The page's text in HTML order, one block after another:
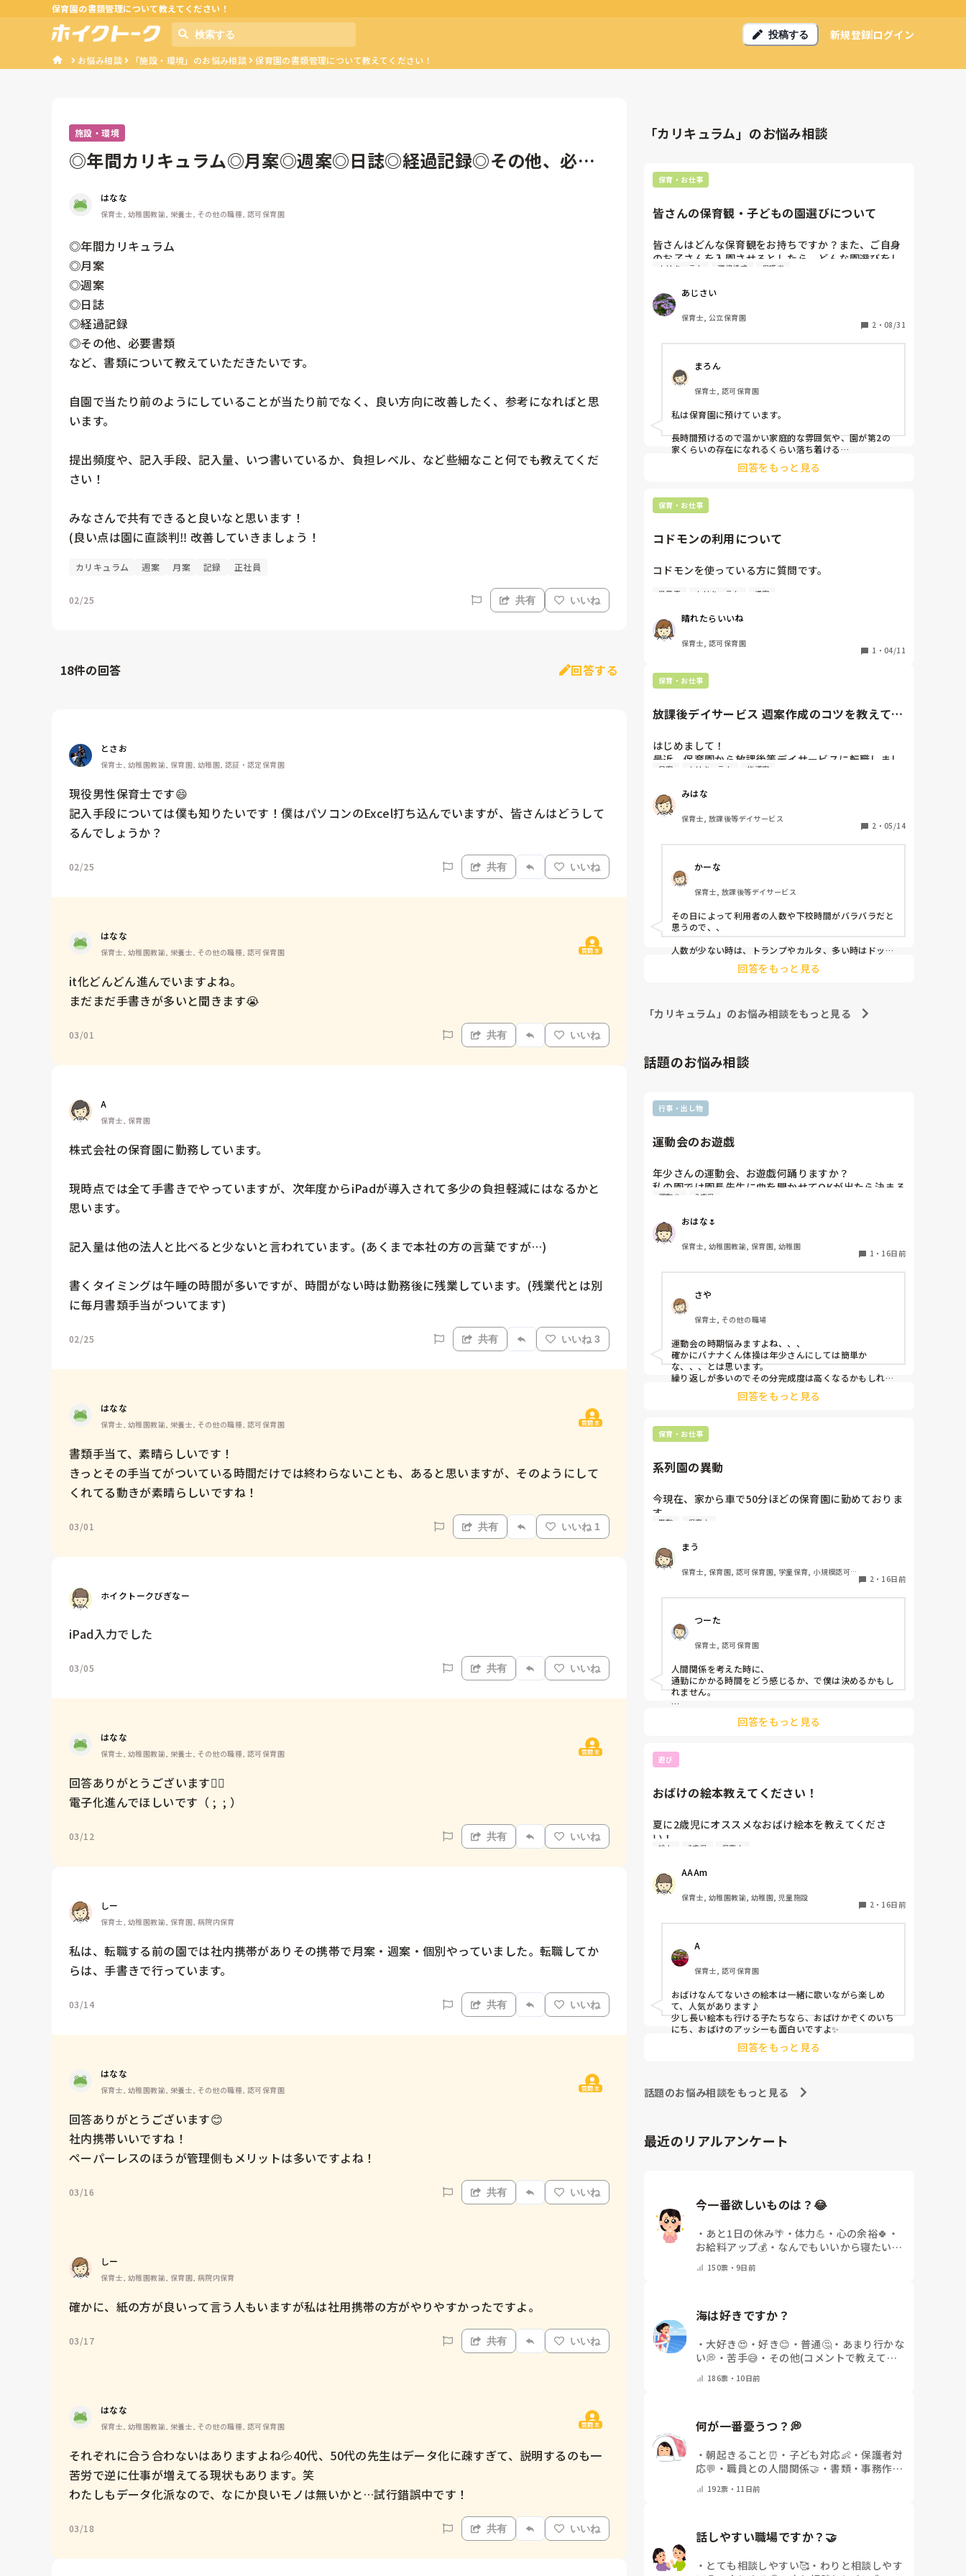
保育園の書類管理について教えてください！
投稿する 新規登録ログイン
お悩み相談 「施設・環境」のお悩み相談 保育園の書類管理について教えてください！
施設・環境
◎年間カリキュラム◎月案◎週案◎日誌◎経過記録◎その他、必要
はなな
保育士, 幼稚園教諭, 栄養士, その他の職種, 認可保育園
◎年間カリキュラム
◎月案
◎週案
◎日誌
◎経過記録
◎その他、必要書類
など、書類について教えていただきたいです。
自園で当たり前のようにしていることが当たり前でなく、良い方向に改善したく、参考になればと思
います。
提出頻度や、記入手段、記入量、いつ書いているか、負担レベル、など些細なこと何でも教えてくだ
さい！
みなさんで共有できると良いなと思います！
(良い点は園に直談判‼︎ 改善していきましょう！
カリキュラム 週案 月案 記録 正社員
02/25 共有 いいね
18件の回答 回答する
とさお
保育士, 幼稚園教諭, 保育園, 幼稚園, 認証・認定保育園
現役男性保育士です😄
記入手段については僕も知りたいです！僕はパソコンのExcel打ち込んでいますが、皆さんはどうして
るんでしょうか？
02/25 共有 いいね
はなな
保育士, 幼稚園教諭, 栄養士, その他の職種, 認可保育園 質問主
it化どんどん進んでいますよね。
まだまだ手書きが多いと聞きます😭
03/01 共有 いいね
A
保育士, 保育園
株式会社の保育園に勤務しています。
現時点では全て手書きでやっていますが、次年度からiPadが導入されて多少の負担軽減にはなるかと
思います。
記入量は他の法人と比べると少ないと言われています。(あくまで本社の方の言葉ですが…)
書くタイミングは午睡の時間が多いですが、時間がない時は勤務後に残業しています。(残業代とは別
に毎月書類手当がついてます)
02/25 共有 いいね 3
はなな
保育士, 幼稚園教諭, 栄養士, その他の職種, 認可保育園 質問主
書類手当て、素晴らしいです！
きっとその手当てがついている時間だけでは終わらないことも、あると思いますが、そのようにして
くれてる動きが素晴らしいですね！
03/01 共有 いいね 1
ホイクトークびぎなー
iPad入力でした
03/05 共有 いいね
はなな
保育士, 幼稚園教諭, 栄養士, その他の職種, 認可保育園 質問主
回答ありがとうございます🙇‍♂️
電子化進んでほしいです（ ;  ; ）
03/12 共有 いいね
しー
保育士, 幼稚園教諭, 保育園, 病院内保育
私は、転職する前の園では社内携帯がありその携帯で月案・週案・個別やっていました。転職してか
らは、手書きで行っています。
03/14 共有 いいね
はなな
保育士, 幼稚園教諭, 栄養士, その他の職種, 認可保育園 質問主
回答ありがとうございます😊
社内携帯いいですね！
ペーパーレスのほうが管理側もメリットは多いですよね！
03/16 共有 いいね
しー
保育士, 幼稚園教諭, 保育園, 病院内保育
確かに、紙の方が良いって言う人もいますが私は社用携帯の方がやりやすかったですよ。
03/17 共有 いいね
はなな
保育士, 幼稚園教諭, 栄養士, その他の職種, 認可保育園 質問主
それぞれに合う合わないはありますよね💦40代、50代の先生はデータ化に疎すぎて、説明するのも一
苦労で逆に仕事が増えてる現状もあります。笑
わたしもデータ化派なので、なにか良いモノは無いかと…試行錯誤中です！
03/18 共有 いいね
「カリキュラム」のお悩み相談
保育・お仕事
皆さんの保育観・子どもの園選びについて
皆さんはどんな保育観をお持ちですか？また、ご自身
のお子さんを入園させるとしたら、どんな園選びをし
ますか？
現在働いている幼稚園では、子どもの個性を消すよう
な雰囲気、いわゆるお利口さんな子に育つことが正義
というような風潮に日々、残念な気持ちになります。
言葉を選ばずに言うと少々、軍隊チックです。
寧にみてもらうことは到底不可能です。遊具や設備面
も不十分で、私なら自分の子を通わせたいとは全く思
えていません。ですが、地域では人気があります。
私が住んでいる地域の園は保育園も含め、同様の保育
内容・雰囲気の所が多く、カリキュラムも詰め詰め
で、疑問を感じています。
保育に正解はないと考えていますが、のびのびと遊び
や環境から学ぶこと、心の根っこの育ちが大切にされ
ている園は減ってきたように思います。
現在の職場も、面接時に園長が「経営面もあるので、
行事の見栄えなど、保護者の需要も考えないといけな
くて…」と言及していたので、そのような経営面の事
情や、世の風潮・流行の影響が大きいのでしょうか？
保育職ならではの視点をお聞かせいただけると、勉強
カリキュラム 環境構成 保護者
あじさい
保育士, 公立保育園
2 ・ 08/31
まろん
保育士, 認可保育園
私は保育園に預けています。
長時間預けるので温かい家庭的な雰囲気や、園が第2の
家くらいの存在になれるくらい落ち着ける
そんな園を選びましたよ。
あとはモンテソーリなど自分の好きな分野に特化してる
か等も含め調べました。
回答をもっと見る
保育・お仕事
コドモンの利用について
コドモンを使っている方に質問です。
何で記入していて、どこまで使っていますか。
すか？
使った感想はいかがですか？
私自身コドモン使用は初めてです。
以前、別のものを使っていた園はありましたが、使用
日替わりでブログを書いていました。園で保育士が使
えるノートPCが2台あったので，ブログを書く時はク
今は，年間指導計画から連絡帳までほぼ全てコドモン
を使っています。
Wi-Fiにものすごく左右されます。
こちらの方が効率は良いのですが空きかないので、仕
方なくタブレットでやっています。
コドモン内にある書類もなぜかコドモンと手書きのも
のもあり、そこは負担です。そして、今の時期慣らし
保育の子もたくさんいて、午睡中に書く時間などなく
必ず残業になります。
また、ドキュメンテーション内の毎日の振り返りも今
良いと思いました。
が、皆さんどうですか。
ただけると幸いです。
今後の使い方の参考にしたいのでよろしくお願いしま
児童表 カリキュラム 週案
晴れたらいいね
保育士, 認可保育園
1 ・ 04/11
保育・お仕事
放課後デイサービス 週案作成のコツを教えてく
はじめまして！
最近、保育園から放課後等デイサービスに転職しまし
た。
今、週案作成を任されているのですが…
保育園とは全然違って戸惑っています（涙）
・どうやって1週間分の活動を決めていくのか
・保護者やスタッフへの伝え方や書き方のポイント
など、経験者の方から「こんな風に考えるといい
よ！」というアドバイスをいただけたら本当にうれし
いです！
よろしくお願いします。
日案 カリキュラム 指導案
みはな
保育士, 放課後等デイサービス
2 ・ 05/14
かーな
保育士, 放課後等デイサービス
その日によって利用者の人数や下校時間がバラバラだと
思うので、、
人数が少ない時は、トランプやカルタ、多い時はドッチ
低学年が多いときは壁面をしたり、
高学年が多い時は勝敗のある遊びを取り入れています。
回答をもっと見る
「カリキュラム」のお悩み相談をもっと見る
話題のお悩み相談
行事・出し物
運動会のお遊戯
年少さんの運動会、お遊戯何踊りますか？
私の園では園長先生に曲を聞かせてOKが出たら決まる
のですが、候補は却下され「バナナくん体操」を勧め
とっても簡単で、繰り返ししかない小さい子向けで
す…。年少とはいえ簡単すぎるかなと思うのです
が…。
どう思いますか？
運動会 3歳児
おはな🌷
保育士, 幼稚園教諭, 保育園, 幼稚園
1 ・ 16日前
さや
保育士, その他の職場
運動会の時期悩みますよね、、、
確かにバナナくん体操は年少さんにしては簡単か
な、、、とは思います。
繰り返しが多いのでその分完成度は高くなるかもしれま
せんが子どもたちも簡単すぎて飽きてくる可能性もあり
いろ・たんけんたい！、ぼくたちぶどうをしました。良
い曲が見つかるといいですね☺️
回答をもっと見る
保育・お仕事
系列園の異動
今現在、家から車で50分ほどの保育園に勤めておりま
す。
同じ系列で家から車で15分ほどの保育園に異動が可能
そこの園は距離だけ考えるととても魅力的なのです
が、人間関係が少しややこしい、お局が厳しいと有名
です。
今の通勤距離がある園は、園長を含め優しい職員、連
皆さんならどちらを選びますか？ご参考にさせてくだ
さい🙇‍♀️
異動 保育士
まう
保育士, 保育園, 認可保育園, 学童保育, 小規模認可保
2 ・ 16日前
つーた
保育士, 認可保育園
人間関係を考えた時に、
通勤にかかる時間をどう感じるか、で僕は決めるかもし
れません。
いくら近くても、嫌な場所に行くのは、たとえ時間がか
からなくても、気分が下がる。それに、15分で、また
の15分は近すぎると思ってしまう。
50分かけても、行きたいところに行くほうが、保育へ
推し活って、遠くても苦じゃないですよね。それのよう
きそうだし。
僕は、保育を楽しくすることを大切にしたいから、それ
回答をもっと見る
遊び
おばけの絵本教えてください！
夏に2歳児にオススメなおばけ絵本を教えてくださ
い！
最近、遊園地のお化け屋敷に行ったというこどもがい
おばけのてんぷら、おばけのやだもん、ばけばけばけ
たくんあたりは最近好きで読んでいます！
他にも、子どもたちの反応良かった！と思うものでオ
ススメ教えてください〜！
絵本 2歳児 保育士
AAAm
保育士, 幼稚園教諭, 幼稚園, 児童施設
2 ・ 16日前
A
保育士, 認可保育園
おばけなんてないさの絵本は一緒に歌いながら楽しめ
て、人気があります♪
少し長い絵本も行ける子たちなら、おばけかぞくのいち
にち、おばけのアッシーも面白いですよ✨
回答をもっと見る
話題のお悩み相談をもっと見る
最近のリアルアンケート
今一番欲しいものは？😂
・ あと1日の休み🌴 ・ 体力💪 ・ 心の余裕🍀 ・
お給料アップ💰 ・ なんでもいいから寝たい
150票・9日前
海は好きですか？
・大好き😍 ・好き😊 ・ 普通🤔 ・ あまり行かな
い💭 ・苦手😅 ・ その他(コメントで教えてく
186票・ 10日前
何が一番憂うつ？💭
・朝起きること⏰ ・ 子ども対応👶 ・保護者対
応💬 ・職員との人間関係🤝 ・書類・事務作業
192票・ 11日前
話しやすい職場ですか？🤝
・ とても相談しやすい🥰 ・ わりと相談しやす